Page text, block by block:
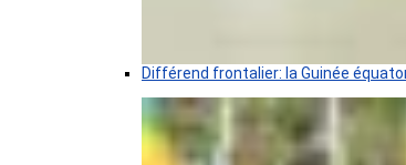
Différend frontalier: la Guinée